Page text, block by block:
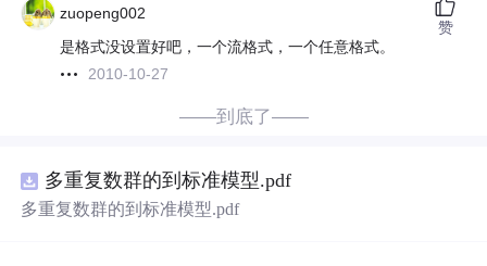
zuopeng002
是格式没设置好吧，一个流格式，一个任意格式。
2010-10-27
赞
——到底了——
多重复数群的到标准模型.pdf
多重复数群的到标准模型.pdf